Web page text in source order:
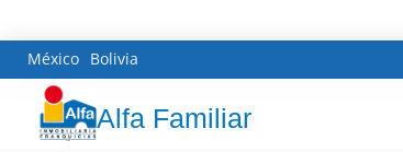
México Bolivia
Alfa Familiar